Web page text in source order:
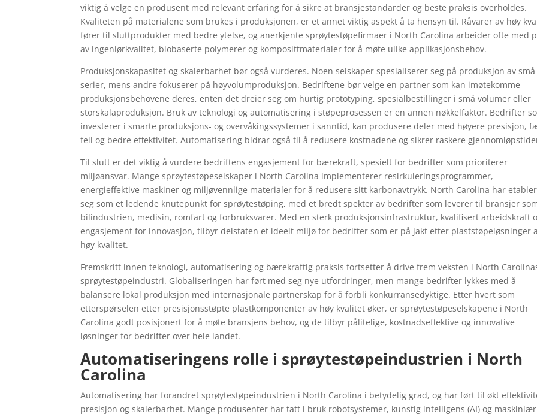
viktig å velge en produsent med relevant erfaring for å sikre at bransjestandarder og beste praksis overholdes.
Kvaliteten på materialene som brukes i produksjonen, er et annet viktig aspekt å ta hensyn til. Råvarer av høy
fører til sluttprodukter med bedre ytelse, og anerkjente sprøytestøpefirmaer i North Carolina arbeider ofte med
av ingeniørkvalitet, biobaserte polymerer og komposittmaterialer for å møte ulike applikasjonsbehov.
Produksjonskapasitet og skalerbarhet bør også vurderes. Noen selskaper spesialiserer seg på produksjon av små
serier, mens andre fokuserer på høyvolumproduksjon. Bedriftene bør velge en partner som kan imøtekomme
produksjonsbehovene deres, enten det dreier seg om hurtig prototyping, spesialbestillinger i små volumer eller
storskalaproduksjon. Bruk av teknologi og automatisering i støpeprosessen er en annen nøkkelfaktor. Bedrifter
investerer i smarte produksjons- og overvåkingssystemer i sanntid, kan produsere deler med høyere presisjon,
feil og bedre effektivitet. Automatisering bidrar også til å redusere kostnadene og sikrer raskere
Til slutt er det viktig å vurdere bedriftens engasjement for bærekraft, spesielt for bedrifter som prioriterer
miljøansvar. Mange sprøytestøpeselskaper i North Carolina implementerer resirkuleringsprogrammer,
energieffektive maskiner og miljøvennlige materialer for å redusere sitt karbonavtrykk. North Carolina har
seg som et ledende knutepunkt for sprøytestøping, med et bredt spekter av bedrifter som leverer til bransjer
bilindustrien, medisin, romfart og forbruksvarer. Med en sterk produksjonsinfrastruktur, kvalifisert arbeidskraft
engasjement for innovasjon, tilbyr delstaten et ideelt miljø for bedrifter som er på jakt etter plaststøpeløsninger
høy kvalitet.
Fremskritt innen teknologi, automatisering og bærekraftig praksis fortsetter å drive frem veksten i North
sprøytestøpeindustri. Globaliseringen har ført med seg nye utfordringer, men mange bedrifter lykkes med å
balansere lokal produksjon med internasjonale partnerskap for å forbli konkurransedyktige. Etter hvert som
etterspørselen etter presisjonsstøpte plastkomponenter av høy kvalitet øker, er sprøytestøpeselskapene i North
Carolina godt posisjonert for å møte bransjens behov, og de tilbyr pålitelige, kostnadseffektive og innovative
løsninger for bedrifter over hele landet.
Automatiseringens rolle i sprøytestøpeindustrien i North
Carolina
Automatisering har forandret sprøytestøpeindustrien i North Carolina i betydelig grad, og har ført til økt
presisjon og skalerbarhet. Mange produsenter har tatt i bruk robotsystemer, kunstig intelligens (AI) og